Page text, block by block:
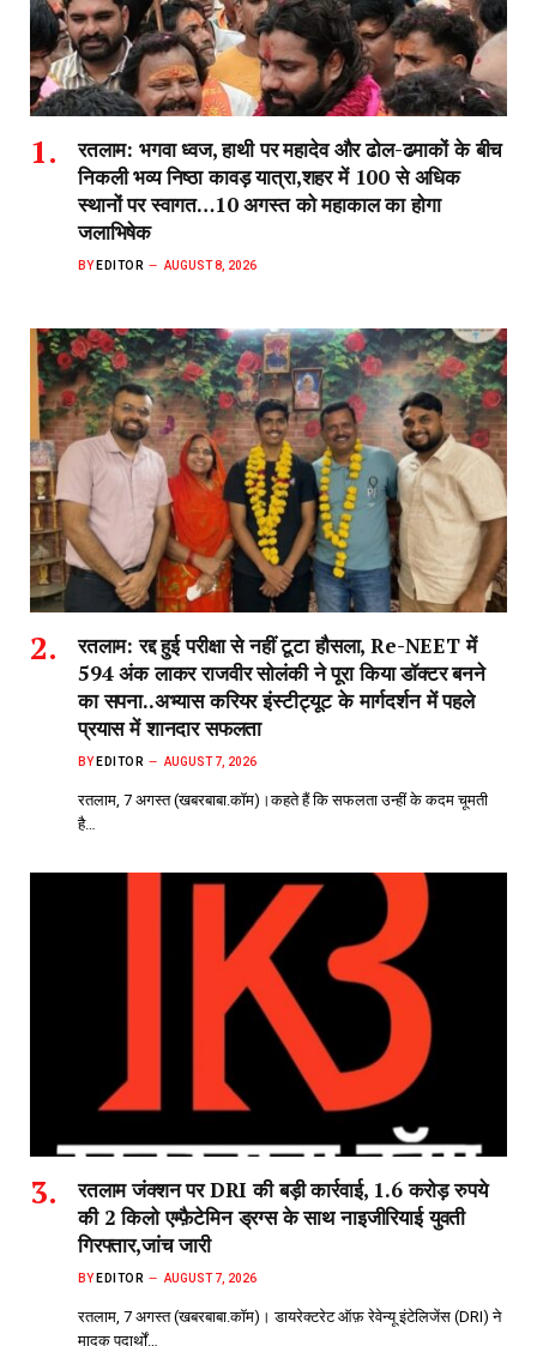
रतलाम: भगवा ध्वज, हाथी पर महादेव और ढोल-ढमाकों के बीच
निकली भव्य निष्ठा कावड़ यात्रा,शहर में 100 से अधिक
स्थानों पर स्वागत…10 अगस्त को महाकाल का होगा
जलाभिषेक
BY EDITOR AUGUST 8, 2026
रतलाम: रद्द हुई परीक्षा से नहीं टूटा हौसला, Re-NEET में
594 अंक लाकर राजवीर सोलंकी ने पूरा किया डॉक्टर बनने
का सपना..अभ्यास करियर इंस्टीट्यूट के मार्गदर्शन में पहले
प्रयास में शानदार सफलता
BY EDITOR AUGUST 7, 2026
रतलाम, 7 अगस्त (खबरबाबा.कॉम)।कहते हैं कि सफलता उन्हीं के कदम चूमती
है…
रतलाम जंक्शन पर DRI की बड़ी कार्रवाई, 1.6 करोड़ रुपये
की 2 किलो एम्फ़ैटेमिन ड्रग्स के साथ नाइजीरियाई युवती
गिरफ्तार,जांच जारी
BY EDITOR AUGUST 7, 2026
रतलाम, 7 अगस्त (खबरबाबा.कॉम)। डायरेक्टरेट ऑफ़ रेवेन्यू इंटेलिजेंस (DRI) ने
मादक पदार्थों…